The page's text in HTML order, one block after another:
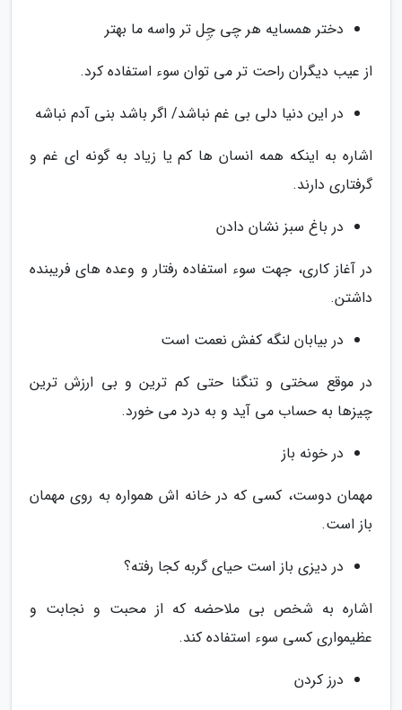
دختر همسایه هر چی چِل تر واسه ما بهتر
از عیب دیگران راحت تر می توان سوء استفاده کرد.
در این دنیا دلی بی غم نباشد/ اگر باشد بنی آدم نباشه
اشاره به اینکه همه انسان ها کم یا زیاد به گونه ای غم و
گرفتاری دارند.
در باغ سبز نشان دادن
در آغاز کاری، جهت سوء استفاده رفتار و وعده های فریبنده
داشتن.
در بیابان لنگه کفش نعمت است
در موقع سختی و تنگنا حتی کم ترین و بی ارزش ترین
چیزها به حساب می آید و به درد می خورد.
در خونه باز
مهمان دوست، کسی که در خانه اش همواره به روی مهمان
باز است.
در دیزی باز است حیای گربه کجا رفته؟
اشاره به شخص بی ملاحضه که از محبت و نجابت و
عظیمواری کسی سوء استفاده کند.
درز کردن